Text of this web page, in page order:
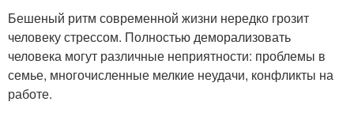
Бешеный ритм современной жизни нередко грозит
человеку стрессом. Полностью деморализовать
человека могут различные неприятности: проблемы в
семье, многочисленные мелкие неудачи, конфликты на
работе.